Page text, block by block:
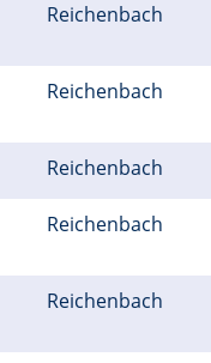
Reichenbach
Reichenbach
Reichenbach
Reichenbach
Reichenbach